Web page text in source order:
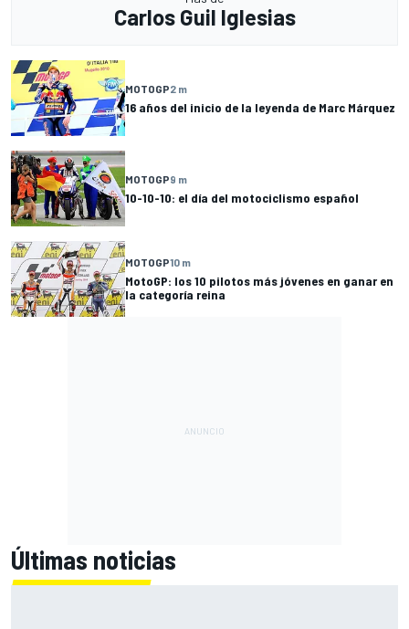
Carlos Guil Iglesias
MOTOGP2 m
16 años del inicio de la leyenda de Marc Márquez
MOTOGP9 m
10-10-10: el día del motociclismo español
MOTOGP10 m
MotoGP: los 10 pilotos más jóvenes en ganar en
la categoría reina
Últimas noticias